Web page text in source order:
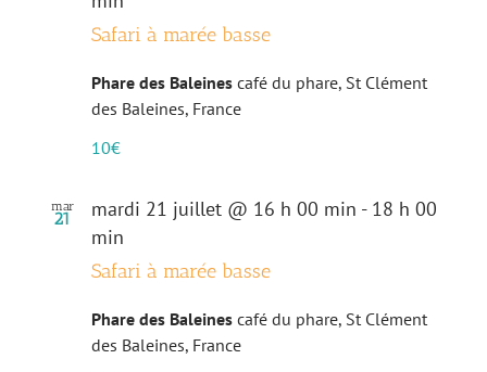
Safari à marée basse
Phare des Baleines café du phare, St Clément
des Baleines, France
10€
mar
21 mardi 21 juillet @ 16 h 00 min - 18 h 00
min
Safari à marée basse
Phare des Baleines café du phare, St Clément
des Baleines, France